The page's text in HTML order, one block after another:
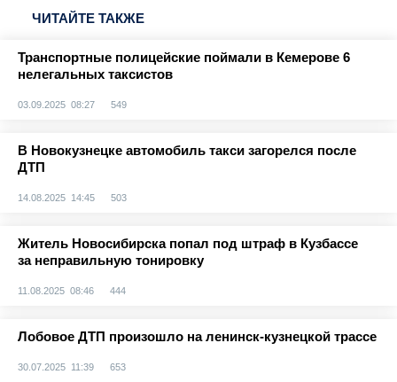
ЧИТАЙТЕ ТАКЖЕ
Транспортные полицейские поймали в Кемерове 6
нелегальных таксистов
03.09.2025 08:27 549
В Новокузнецке автомобиль такси загорелся после
ДТП
14.08.2025 14:45 503
Житель Новосибирска попал под штраф в Кузбассе
за неправильную тонировку
11.08.2025 08:46 444
Лобовое ДТП произошло на ленинск-кузнецкой трассе
30.07.2025 11:39 653